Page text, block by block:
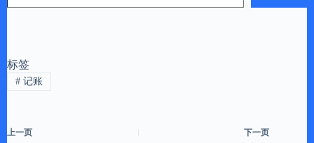
标签
#记账
上一页 下一页